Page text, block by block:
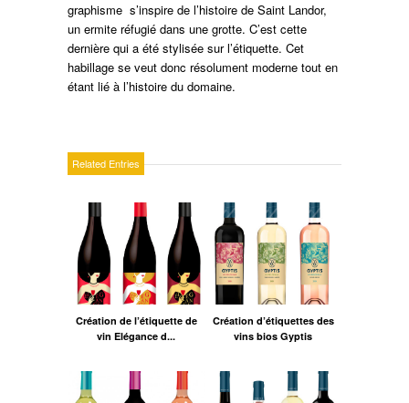
graphisme s’inspire de l’histoire de Saint Landor,
un ermite réfugié dans une grotte. C’est cette
dernière qui a été stylisée sur l’étiquette. Cet
habillage se veut donc résolument moderne tout en
étant lié à l’histoire du domaine.
Related Entries
Création de l’étiquette de
vin Elégance d...
Création d’étiquettes des
vins bios Gyptis